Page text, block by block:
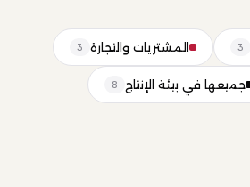
3 المشتريات والتجارة 3
جميعها في بيئة الإنتاج 8